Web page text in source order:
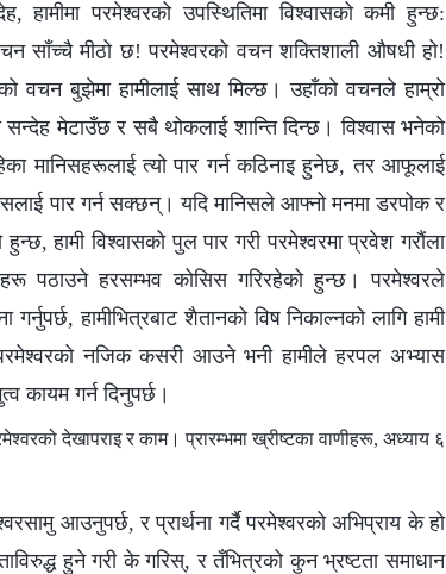
हामीमा परमेश्‍वरको उपस्थितिमा विश्‍वासको कमी हुन्छ:
साँच्चै मीठो छ! परमेश्‍वरको वचन शक्तिशाली औषधी हो!
बुझेमा हामीलाई साथ मिल्छ। उहाँको वचनले हाम्रो
मेटाउँछ र सबै थोकलाई शान्ति दिन्छ। विश्‍वास भनेको
मानिसहरूलाई त्यो पार गर्न कठिनाइ हुनेछ, तर आफूलाई
पार गर्न सक्छन्। यदि मानिसले आफ्नो मनमा डरपोक र
हामी विश्‍वासको पुल पार गरी परमेश्‍वरमा प्रवेश गरौंला
पठाउने हरसम्भव कोसिस गरिरहेको हुन्छ। परमेश्‍वरले
गर्नुपर्छ, हामीभित्रबाट शैतानको विष निकाल्नको लागि हामी
परमेश्‍वरको नजिक कसरी आउने भनी हामीले हरपल अभ्यास
कायम गर्न दिनुपर्छ।
देखापराइ र काम। प्रारम्‍भमा ख्रीष्‍टका वाणीहरू, अध्याय ६
आउनुपर्छ, र प्रार्थना गर्दै परमेश्‍वरको अभिप्राय के हो
हुने गरी के गरिस्, र तँभित्रको कुन भ्रष्टता समाधान